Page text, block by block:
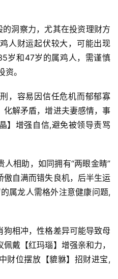
的洞察力，尤其在投资理财方
人财运起伏较大，可能出现
岁和47岁的属鸡人，需谨慎
。
，容易因信任危机而郁郁寡
解矛盾，增进夫妻感情，事
】增强自信,避免被领导责骂
相助，如同拥有“两眼金睛”
自满而错失良机，后半生运
属龙人需格外注意健康问题,
相冲，性格差异可能导致母
戴【红玛瑙】增强亲和力，
财位摆放【貔貅】招财进宝,